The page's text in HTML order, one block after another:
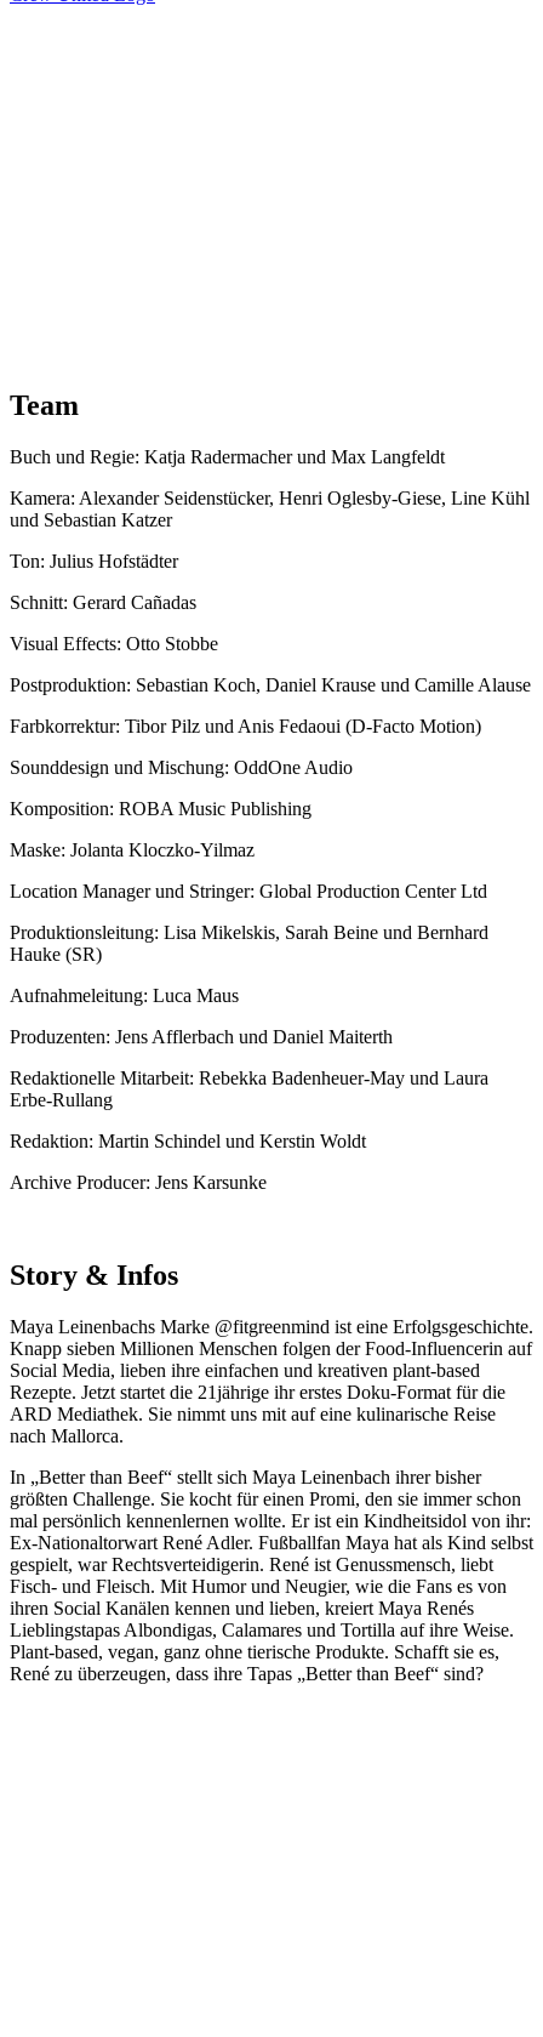
Team
Buch und Regie: Katja Radermacher und Max Langfeldt
Kamera: Alexander Seidenstücker, Henri Oglesby-Giese, Line Kühl
und Sebastian Katzer
Ton: Julius Hofstädter
Schnitt: Gerard Cañadas
Visual Effects: Otto Stobbe
Postproduktion: Sebastian Koch, Daniel Krause und Camille Alause
Farbkorrektur: Tibor Pilz und Anis Fedaoui (D-Facto Motion)
Sounddesign und Mischung: OddOne Audio
Komposition: ROBA Music Publishing
Maske: Jolanta Kloczko-Yilmaz
Location Manager und Stringer: Global Production Center Ltd
Produktionsleitung: Lisa Mikelskis, Sarah Beine und Bernhard
Hauke (SR)
Aufnahmeleitung: Luca Maus
Produzenten: Jens Afflerbach und Daniel Maiterth
Redaktionelle Mitarbeit: Rebekka Badenheuer-May und Laura
Erbe-Rullang
Redaktion: Martin Schindel und Kerstin Woldt
Archive Producer: Jens Karsunke
Story & Infos
Maya Leinenbachs Marke @fitgreenmind ist eine Erfolgsgeschichte.
Knapp sieben Millionen Menschen folgen der Food-Influencerin auf
Social Media, lieben ihre einfachen und kreativen plant-based
Rezepte. Jetzt startet die 21jährige ihr erstes Doku-Format für die
ARD Mediathek. Sie nimmt uns mit auf eine kulinarische Reise
nach Mallorca.
In „Better than Beef“ stellt sich Maya Leinenbach ihrer bisher
größten Challenge. Sie kocht für einen Promi, den sie immer schon
mal persönlich kennenlernen wollte. Er ist ein Kindheitsidol von ihr:
Ex-Nationaltorwart René Adler. Fußballfan Maya hat als Kind selbst
gespielt, war Rechtsverteidigerin. René ist Genussmensch, liebt
Fisch- und Fleisch. Mit Humor und Neugier, wie die Fans es von
ihren Social Kanälen kennen und lieben, kreiert Maya Renés
Lieblingstapas Albondigas, Calamares und Tortilla auf ihre Weise.
Plant-based, vegan, ganz ohne tierische Produkte. Schafft sie es,
René zu überzeugen, dass ihre Tapas „Better than Beef“ sind?